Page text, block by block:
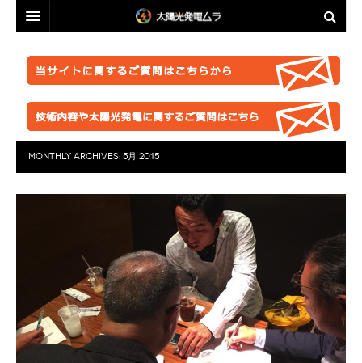
事業計画を立ててみましょう！
●太陽光発電のリスク・デメリット
▲ご注意ください！詐欺事例紹介
●金融対策・資金調達
●太陽光発電所経営
●施工会社
●パネル
●自作キット
セミナー動画販売
太陽光発電ムラオフライン活動「しげる会」
脱原発・太陽光推進に興味のある方へ
業者選定に困ったら
防草シート
業務委託
分譲紹介・販売
特定商取引法に基づく表記
プライバシーポリシー
FACEBOOKページ
FACEBOOKグループ
太陽光発電ムラの目指すこと
MONTHLY ARCHIVES: 5月 2015